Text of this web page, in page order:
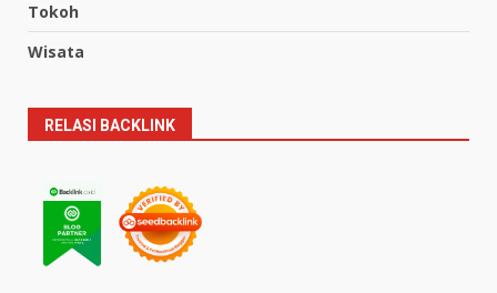
Tokoh
Wisata
RELASI BACKLINK